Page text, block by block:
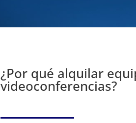
¿Por qué alquilar
videoconferencias?